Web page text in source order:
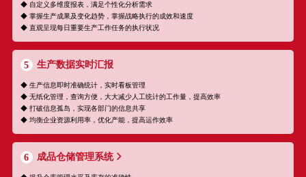
◆ 自定义多维度报表，满足个性化分析需求
◆ 掌握生产成果及变化趋势，掌握战略执行的成效和速度
◆ 直观呈现每日重要生产工作任务的执行状况
5 生产数据实时汇报
◆ 生产信息即时准确统计，实时看板管理
◆ 无纸化管理，查询方便，大大减少人工统计的工作量，提高效率
◆ 打破信息孤岛，实现各部门的信息共享
◆ 均衡企业资源利用率，优化产能，提高运作效率
6 成品仓储管理系统